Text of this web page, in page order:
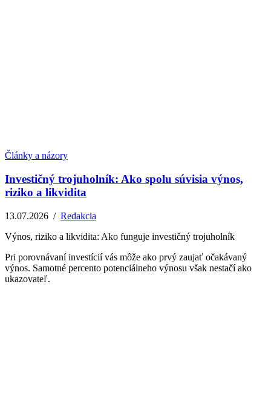
Články a názory
Investičný trojuholník: Ako spolu súvisia výnos,
riziko a likvidita
13.07.2026 / Redakcia
Výnos, riziko a likvidita: Ako funguje investičný trojuholník
Pri porovnávaní investícií vás môže ako prvý zaujať očakávaný
výnos. Samotné percento potenciálneho výnosu však nestačí ako
ukazovateľ.